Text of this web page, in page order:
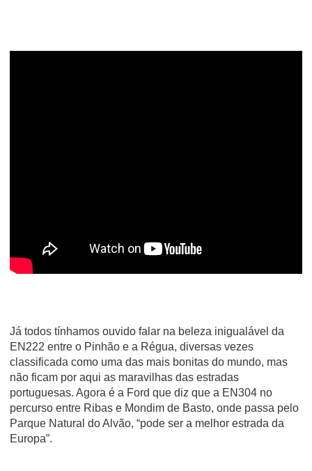
Já todos tínhamos ouvido falar na beleza inigualável da
EN222 entre o Pinhão e a Régua, diversas vezes
classificada como uma das mais bonitas do mundo, mas
não ficam por aqui as maravilhas das estradas
portuguesas. Agora é a Ford que diz que a EN304 no
percurso entre Ribas e Mondim de Basto, onde passa pelo
Parque Natural do Alvão, “pode ser a melhor estrada da
Europa”.